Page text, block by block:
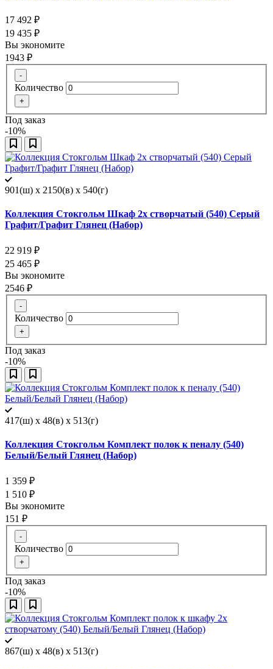
17 492 ₽
19 435 ₽
Вы экономите
1943 ₽
-
Количество
+
Под заказ
-10%
901(ш) x 2150(в) x 540(г)
Коллекция Стокгольм Шкаф 2х створчатый (540) Серый
Графит/Графит Глянец (Набор)
22 919 ₽
25 465 ₽
Вы экономите
2546 ₽
-
Количество
+
Под заказ
-10%
417(ш) x 48(в) x 513(г)
Коллекция Стокгольм Комплект полок к пеналу (540)
Белый/Белый Глянец (Набор)
1 359 ₽
1 510 ₽
Вы экономите
151 ₽
-
Количество
+
Под заказ
-10%
867(ш) x 48(в) x 513(г)